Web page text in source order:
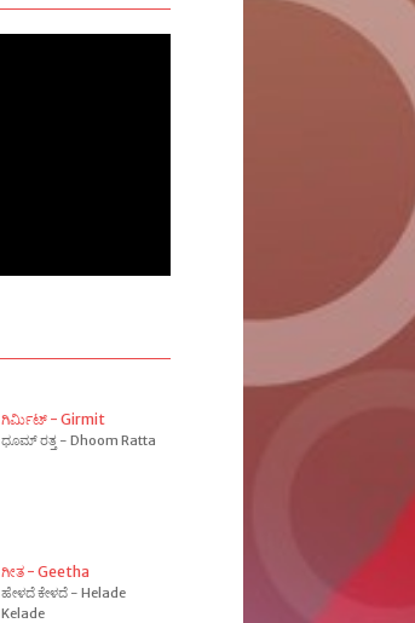
ಗಿರ್ಮಿಟ್ - Girmit
ಧೂಮ್ ರತ್ತ - Dhoom Ratta
ಗೀತ - Geetha
ಹೇಳದೆ ಕೇಳದೆ - Helade
Kelade